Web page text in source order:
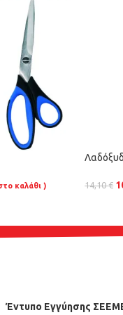
καλάθι ) 14,10€
Έντυπο Εγγύησης